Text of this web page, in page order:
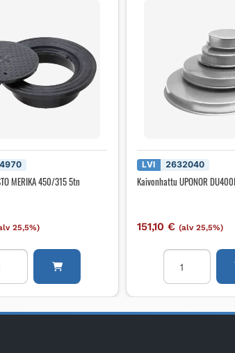
MERIKA 450/315 5tn
25,5%)
315
LVI 2632040
Kaivonhattu UPONOR
151,10 € (alv 25,5%)
Kaivonhattu
UPONOR
DU400MM